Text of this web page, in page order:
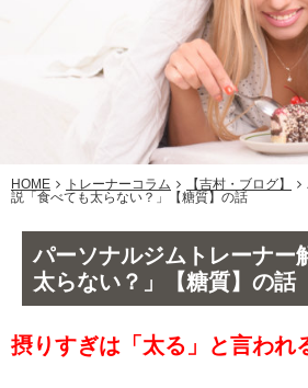
HOME トレーナーコラム 【吉村・ブログ】
説「食べても太らない？」【糖質】の話
パーソナルジムトレーナー
太らない？」【糖質】の話
摂りすぎは「太る」と言われ